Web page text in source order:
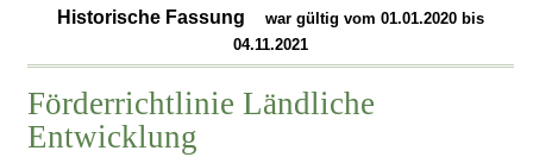
Historische Fassung
war gültig vom 01.01.2020 bis
04.11.2021
Förderrichtlinie Ländliche
Entwicklung